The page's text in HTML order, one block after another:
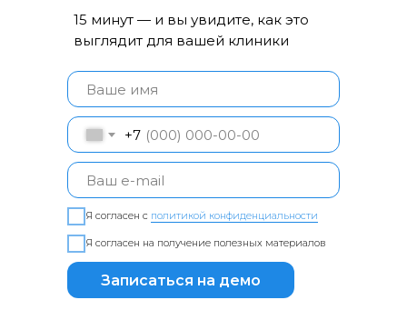
+7
Я согласен с политикой конфиденциальности
Я согласен на получение полезных материалов
Записаться на демо
15 минут — и вы увидите, как это
выглядит для вашей клиники